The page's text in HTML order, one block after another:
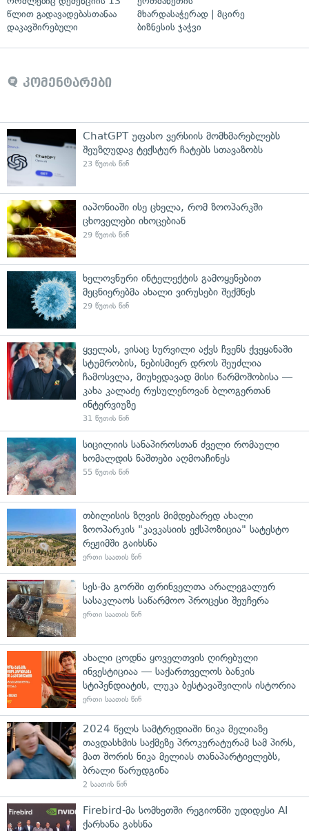
წლით გადავადებასთანაა
დაკავშირებული
მხარდასაჭერად | მცირე
ბიზნესის ჯაჭვი
კომენტარები
ChatGPT უფასო ვერსიის მომხმარებლებს
შეუზღუდავ ტექსტურ ჩატებს სთავაზობს
23 წუთის წინ
იაპონიაში ისე ცხელა, რომ ზოოპარკში
ცხოველები იხოცებიან
29 წუთის წინ
ხელოვნური ინტელექტის გამოყენებით
მეცნიერებმა ახალი ვირუსები შექმნეს
29 წუთის წინ
ყველას, ვისაც სურვილი აქვს ჩვენს ქვეყანაში
სტუმრობის, ნებისმიერ დროს შეუძლია
ჩამოსვლა, მიუხედავად მისი წარმოშობისა —
კახა კალაძე რუსულენოვან ბლოგერთან
ინტერვიუზე
31 წუთის წინ
სიცილიის სანაპიროსთან ძველი რომაული
ხომალდის ნაშთები აღმოაჩინეს
55 წუთის წინ
თბილისის ზღვის მიმდებარედ ახალი
ზოოპარკის "კავკასიის ექსპოზიცია" სატესტო
რეჟიმში გაიხსნა
ერთი საათის წინ
სეს-მა გორში ფრინველთა არალეგალურ
სასაკლაოს საწარმოო პროცესი შეუჩერა
ერთი საათის წინ
ახალი ცოდნა ყოველთვის ღირებული
ინვესტიციაა — საქართველოს ბანკის
სტიპენდიატის, ლუკა ბესტავაშვილის ისტორია
ერთი საათის წინ
2024 წელს სამტრედიაში ნიკა მელიაზე
თავდასხმის საქმეზე პროკურატურამ სამ პირს,
მათ შორის ნიკა მელიას თანაპარტიელებს,
ბრალი წარუდგინა
2 საათის წინ
Firebird-მა სომხეთში რეგიონში უდიდესი AI
ქარხანა გახსნა